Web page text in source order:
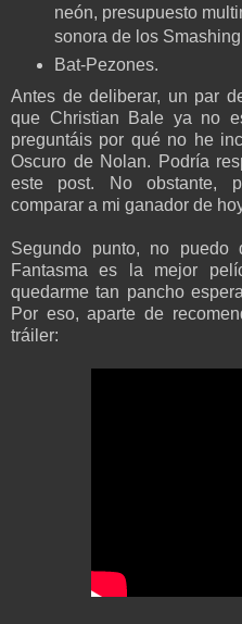
neón, presupuesto
sonora de los
Bat-Pezones.
Antes de deliberar, un par
que Christian Bale ya no
preguntáis por qué no he
Oscuro de Nolan. Podría
este post. No obstante,
comparar a mi ganador de
Segundo punto, no puedo
Fantasma es la mejor
quedarme tan pancho
Por eso, aparte de
tráiler: